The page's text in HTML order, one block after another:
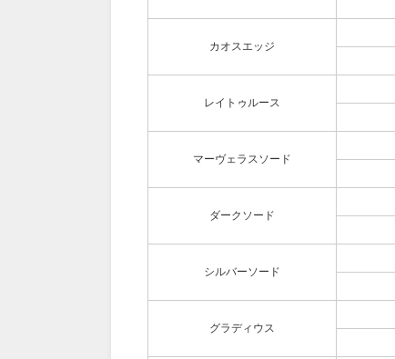
カオスエッジ
レイトゥルース
マーヴェラスソード
ダークソード
シルバーソード
グラディウス